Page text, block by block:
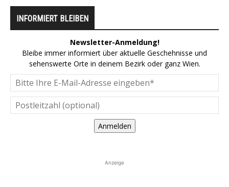
INFORMIERT BLEIBEN
Newsletter-Anmeldung!
Bleibe immer informiert über aktuelle Geschehnisse und
sehenswerte Orte in deinem Bezirk oder ganz Wien.
Anmelden
Anzeige